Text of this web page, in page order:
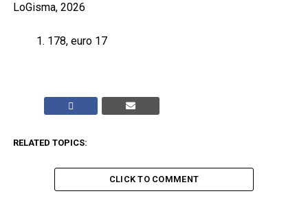
LoGisma, 2026
178, euro 17
RELATED TOPICS:
CLICK TO COMMENT